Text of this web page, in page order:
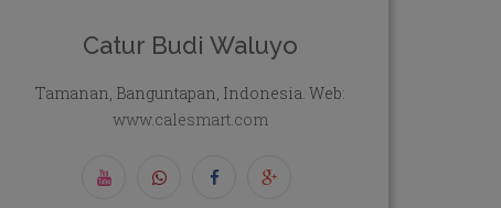
Catur Budi Waluyo
Tamanan, Banguntapan, Indonesia. Web:
www.calesmart.com